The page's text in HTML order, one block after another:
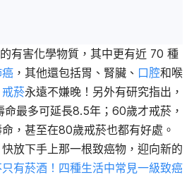
有害化學物質，其中更有近 70 種
癌 ，其他還包括胃、腎臟、 口腔和喉
戒菸永遠不嫌晚！另外有研究指出，
最多可延長8.5年；60歲才戒菸，
，甚至在80歲戒菸也都有好處。
放下手上那一根致癌物，迎向新的
只有菸酒！四種生活中常見一級致癌